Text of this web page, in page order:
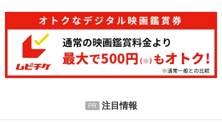
注目情報